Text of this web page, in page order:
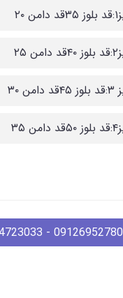
۲۰
۲۵
۳۰
۳۵
09126952780 - 02644723033